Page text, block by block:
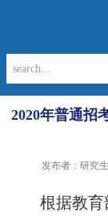
2020年普通招
发布者：研究
根据教育